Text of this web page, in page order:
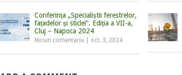
Conferința „Specialiștii ferestrelor,
fațadelor și sticlei”. Ediția a VII-a,
Cluj – Napoca 2024
Niciun comentariu oct. 3, 2024